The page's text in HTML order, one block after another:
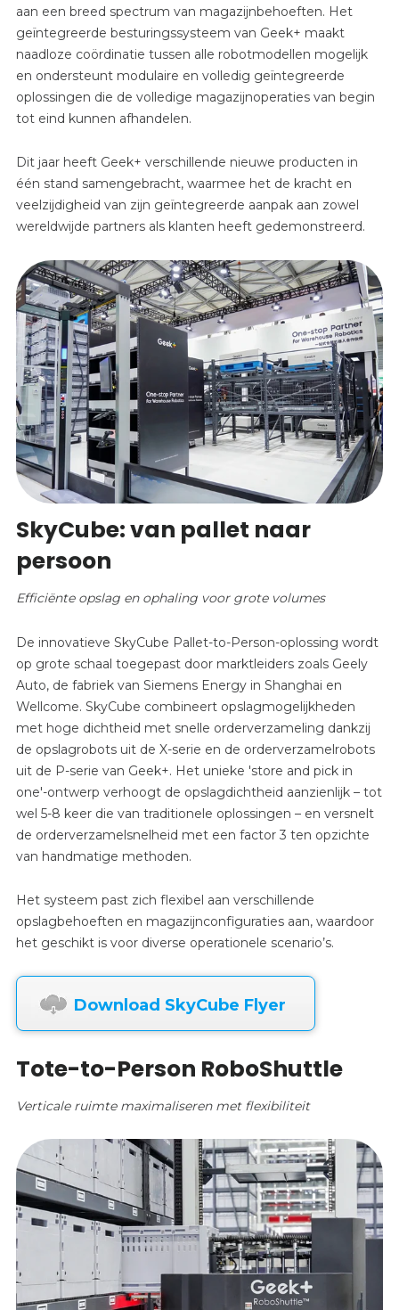
aan een breed spectrum van magazijnbehoeften. Het
geïntegreerde besturingssysteem van Geek+ maakt
naadloze coördinatie tussen alle robotmodellen mogelijk
en ondersteunt modulaire en volledig geïntegreerde
oplossingen die de volledige magazijnoperaties van begin
tot eind kunnen afhandelen.
Dit jaar heeft Geek+ verschillende nieuwe producten in
één stand samengebracht, waarmee het de kracht en
veelzijdigheid van zijn geïntegreerde aanpak aan zowel
wereldwijde partners als klanten heeft gedemonstreerd.
SkyCube: van pallet naar
persoon
Efficiënte opslag en ophaling voor grote volumes
De innovatieve SkyCube Pallet-to-Person-oplossing wordt
op grote schaal toegepast door marktleiders zoals Geely
Auto, de fabriek van Siemens Energy in Shanghai en
Wellcome. SkyCube combineert opslagmogelijkheden
met hoge dichtheid met snelle orderverzameling dankzij
de opslagrobots uit de X-serie en de orderverzamelrobots
uit de P-serie van Geek+. Het unieke 'store and pick in
one'-ontwerp verhoogt de opslagdichtheid aanzienlijk – tot
wel 5-8 keer die van traditionele oplossingen – en versnelt
de orderverzamelsnelheid met een factor 3 ten opzichte
van handmatige methoden.
Het systeem past zich flexibel aan verschillende
opslagbehoeften en magazijnconfiguraties aan, waardoor
het geschikt is voor diverse operationele scenario’s.
Download SkyCube Flyer
Tote-to-Person RoboShuttle
Verticale ruimte maximaliseren met flexibiliteit